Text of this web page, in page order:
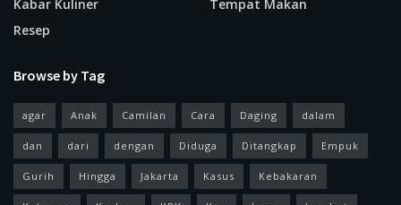
Kabar Kuliner
Resep
Tempat Makan
Browse by Tag
agar Anak Camilan Cara Daging dalam
dan dari dengan Diduga Ditangkap Empuk
Gurih Hingga Jakarta Kasus Kebakaran